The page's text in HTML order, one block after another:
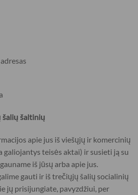
šalių šaltinių
apie jus iš viešųjų ir komercinių
galiojantys teisės aktai) ir susieti ją su
iš jūsų arba apie jus.
gauti ir iš trečiųjų šalių socialinių
jų prisijungiate, pavyzdžiui, per